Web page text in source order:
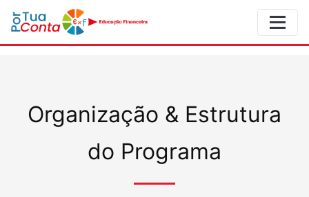
Organização & Estrutura
do Programa